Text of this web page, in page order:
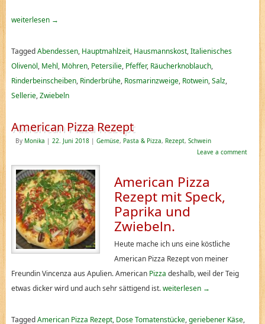
weiterlesen →
TaggedAbendessen, Hauptmahlzeit, Hausmannskost,Italienisches
Olivenöl, Mehl, Möhren, Petersilie, Pfeffer, Räucherknoblauch,
Rinderbeinscheiben, Rinderbrühe, Rosmarinzweige, Rotwein,Salz,
Sellerie,Zwiebeln
American Pizza Rezept
By Monika | 22. Juni 2018 | Gemüse, Pasta & Pizza, Rezept, Schwein
Leave a comment
American Pizza
Rezept mit Speck,
Paprika und
Zwiebeln.
Heute mache ich uns eine köstliche
American Pizza Rezept von meiner
Freundin Vincenza aus Apulien. American Pizza deshalb, weil der Teig
etwas dicker wird und auch sehr sättigend ist.weiterlesen →
TaggedAmerican Pizza Rezept, Dose Tomatenstücke,geriebener Käse,